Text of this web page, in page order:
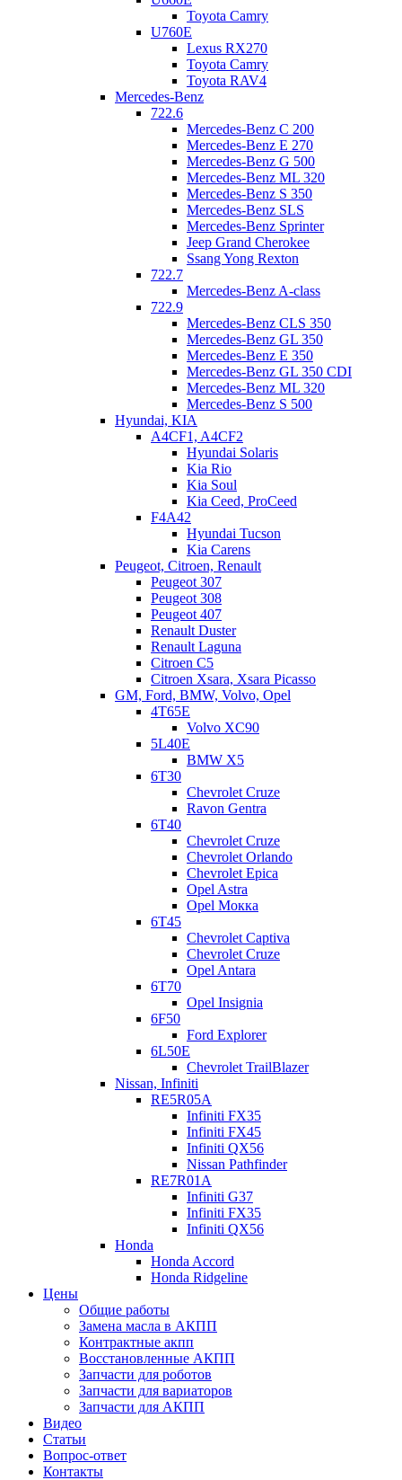
Toyota Camry
U760E
Lexus RX270
Toyota Camry
Toyota RAV4
Mercedes-Benz
722.6
Mercedes-Benz C 200
Mercedes-Benz E 270
Mercedes-Benz G 500
Mercedes-Benz ML 320
Mercedes-Benz S 350
Mercedes-Benz SLS
Mercedes-Benz Sprinter
Jeep Grand Cherokee
Ssang Yong Rexton
722.7
Mercedes-Benz A-class
722.9
Mercedes-Benz CLS 350
Mercedes-Benz GL 350
Mercedes-Benz E 350
Mercedes-Benz GL 350 CDI
Mercedes-Benz ML 320
Mercedes-Benz S 500
Hyundai, KIA
A4CF1, A4CF2
Hyundai Solaris
Kia Rio
Kia Soul
Kia Ceed, ProCeed
F4A42
Hyundai Tucson
Kia Carens
Peugeot, Citroen, Renault
Peugeot 307
Peugeot 308
Peugeot 407
Renault Duster
Renault Laguna
Citroen C5
Citroen Xsara, Xsara Picasso
GM, Ford, BMW, Volvo, Opel
4T65E
Volvo XC90
5L40E
BMW X5
6Т30
Chevrolet Cruze
Ravon Gentra
6Т40
Chevrolet Cruze
Chevrolet Orlando
Chevrolet Epica
Opel Astra
Opel Мокка
6T45
Chevrolet Captiva
Chevrolet Cruze
Opel Antara
6T70
Opel Insignia
6F50
Ford Explorer
6L50E
Chevrolet TrailBlazer
Nissan, Infiniti
RE5R05A
Infiniti FX35
Infiniti FX45
Infiniti QX56
Nissan Pathfinder
RE7R01A
Infiniti G37
Infiniti FX35
Infiniti QX56
Honda
Honda Accord
Honda Ridgeline
Цены
Общие работы
Замена масла в АКПП
Контрактные акпп
Восстановленные АКПП
Запчасти для роботов
Запчасти для вариаторов
Запчасти для АКПП
Видео
Статьи
Вопрос-ответ
Контакты
Гидроблок с блоком соленоидов
Основные узлы: фрикционные и стальные диски, набор
планетарных рядов, барабаны, гидравлический блок
управления, гидротрансформатор, корпус. Гидроблок
снимается отдельно через поддон.
Охлаждение здесь выведено в основной радиатор. Мы
рекомендуем ставить дополнительное охлаждение, с
установкой отдельного радиатора.